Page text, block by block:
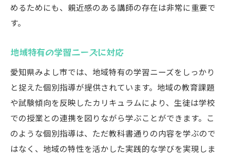
めるためにも、親近感のある講師の存在は非常に重要で
す。
地域特有の学習ニーズに対応
愛知県みよし市では、地域特有の学習ニーズをしっかり
と捉えた個別指導が提供されています。地域の教育課題
や試験傾向を反映したカリキュラムにより、生徒は学校
での授業との連携を図りながら学ぶことができます。こ
のような個別指導は、ただ教科書通りの内容を学ぶので
はなく、地域の特性を活かした実践的な学びを実現しま